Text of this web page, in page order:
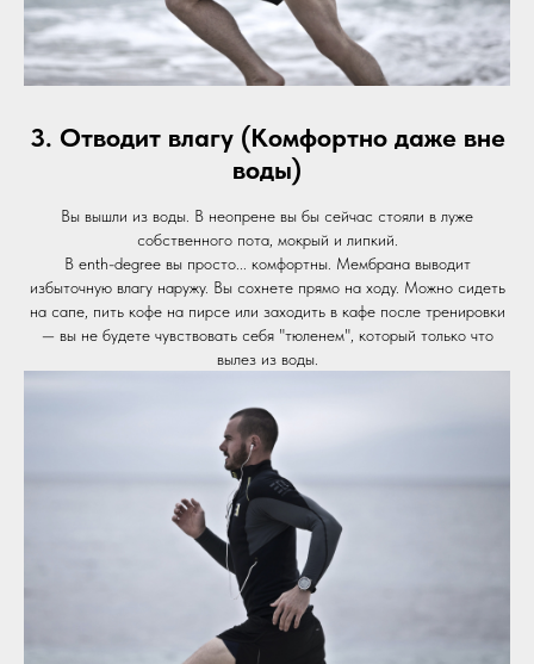
3. Отводит влагу (Комфортно даже вне
воды)
Вы вышли из воды. В неопрене вы бы сейчас стояли в луже
собственного пота, мокрый и липкий.
В enth-degree вы просто... комфортны. Мембрана выводит
избыточную влагу наружу. Вы сохнете прямо на ходу. Можно сидеть
на сапе, пить кофе на пирсе или заходить в кафе после тренировки
— вы не будете чувствовать себя "тюленем", который только что
вылез из воды.